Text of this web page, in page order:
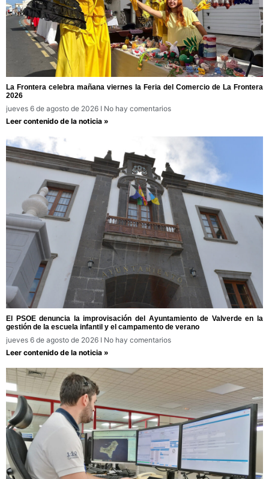
La Frontera celebra mañana viernes la Feria del Comercio de La Frontera
2026
jueves 6 de agosto de 2026
No hay comentarios
Leer contenido de la noticia »
El PSOE denuncia la improvisación del Ayuntamiento de Valverde en la
gestión de la escuela infantil y el campamento de verano
jueves 6 de agosto de 2026
No hay comentarios
Leer contenido de la noticia »